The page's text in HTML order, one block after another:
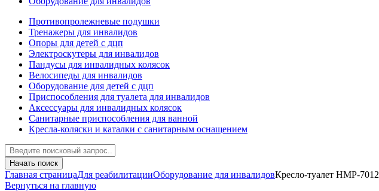
Противопролежневые подушки
Тренажеры для инвалидов
Опоры для детей с дцп
Электроскутеры для инвалидов
Пандусы для инвалидных колясок
Велосипеды для инвалидов
Оборудование для детей с дцп
Приспособления для туалета для инвалидов
Аксессуары для инвалидных колясок
Санитарные приспособления для ванной
Кресла-коляски и каталки с санитарным оснащением
Начать поиск
Главная страницаДля реабилитацииОборудование для инвалидовКресло-туалет HMP-7012
Вернуться на главную